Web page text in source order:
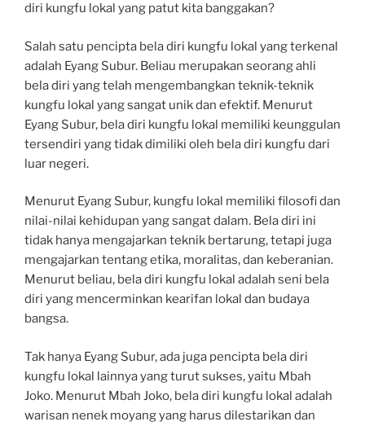
diri kungfu lokal yang patut kita banggakan?
Salah satu pencipta bela diri kungfu lokal yang terkenal
adalah Eyang Subur. Beliau merupakan seorang ahli
bela diri yang telah mengembangkan teknik-teknik
kungfu lokal yang sangat unik dan efektif. Menurut
Eyang Subur, bela diri kungfu lokal memiliki keunggulan
tersendiri yang tidak dimiliki oleh bela diri kungfu dari
luar negeri.
Menurut Eyang Subur, kungfu lokal memiliki filosofi dan
nilai-nilai kehidupan yang sangat dalam. Bela diri ini
tidak hanya mengajarkan teknik bertarung, tetapi juga
mengajarkan tentang etika, moralitas, dan keberanian.
Menurut beliau, bela diri kungfu lokal adalah seni bela
diri yang mencerminkan kearifan lokal dan budaya
bangsa.
Tak hanya Eyang Subur, ada juga pencipta bela diri
kungfu lokal lainnya yang turut sukses, yaitu Mbah
Joko. Menurut Mbah Joko, bela diri kungfu lokal adalah
warisan nenek moyang yang harus dilestarikan dan